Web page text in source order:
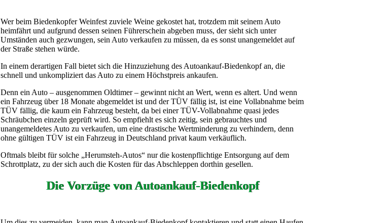
Wer beim Biedenkopfer Weinfest zuviele Weine gekostet hat, trotzdem mit seinem Auto
heimfährt und aufgrund dessen seinen Führerschein abgeben muss, der sieht sich unter
Umständen auch gezwungen, sein Auto verkaufen zu müssen, da es sonst unangemeldet auf
der Straße stehen würde.
In einem derartigen Fall bietet sich die Hinzuziehung des Autoankauf-Biedenkopf an, die
schnell und unkompliziert das Auto zu einem Höchstpreis ankaufen.
Denn ein Auto – ausgenommen Oldtimer – gewinnt nicht an Wert, wenn es altert. Und wenn
ein Fahrzeug über 18 Monate abgemeldet ist und der TÜV fällig ist, ist eine Vollabnahme beim
TÜV fällig, die kaum ein Fahrzeug besteht, da bei einer TÜV-Vollabnahme quasi jedes
Schräubchen einzeln geprüft wird. So empfiehlt es sich zeitig, sein gebrauchtes und
unangemeldetes Auto zu verkaufen, um eine drastische Wertminderung zu verhindern, denn
ohne gültigen TÜV ist ein Fahrzeug in Deutschland privat kaum verkäuflich.
Oftmals bleibt für solche „Herumsteh-Autos“ nur die kostenpflichtige Entsorgung auf dem
Schrottplatz, zu der sich auch die Kosten für das Abschleppen dorthin gesellen.
Die Vorzüge von Autoankauf-Biedenkopf